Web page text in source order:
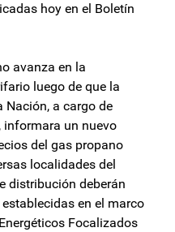
hoy en el Boletín
avanza en la
luego de que la
Nación, a cargo de
informara un nuevo
del gas propano
localidades del
distribución deberán
en el marco
Focalizados